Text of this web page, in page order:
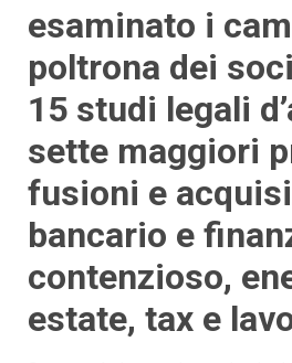
esaminato i
poltrona dei
15 studi legali
sette maggiori
fusioni e
bancario e
contenzioso,
estate, tax e